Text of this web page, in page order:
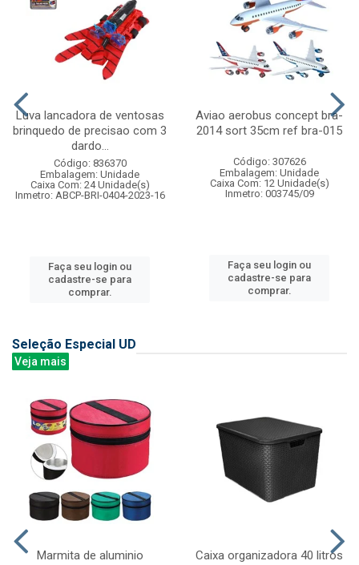
Luva lancadora de ventosas
brinquedo de precisao com 3
dardo...
Código: 836370
Embalagem: Unidade
Caixa Com: 24 Unidade(s)
Inmetro: ABCP-BRI-0404-2023-16
Faça seu login ou
cadastre-se para
comprar.
Aviao aerobus concept bra-
2014 sort 35cm ref bra-015
Código: 307626
Embalagem: Unidade
Caixa Com: 12 Unidade(s)
Inmetro: 003745/09
Faça seu login ou
cadastre-se para
comprar.
Seleção Especial UD
Veja mais
Marmita de aluminio
Caixa organizadora 40 litros